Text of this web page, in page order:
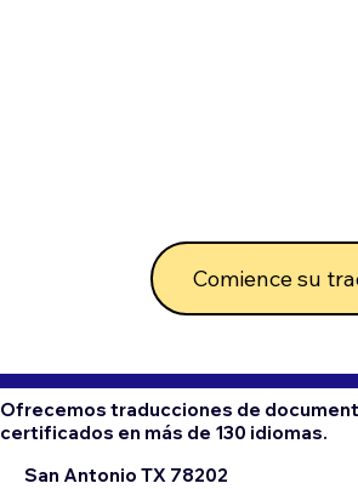
Comience su
Ofrecemos traducciones de
certificados en más de 130 idiomas.
San Antonio TX 78202